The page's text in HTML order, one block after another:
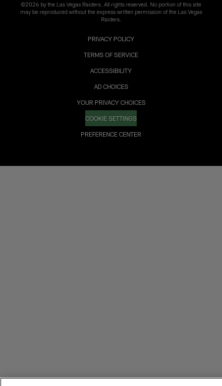
©2026 by the Las Vegas Raiders. All rights reserved. No portion of this site
may be reproduced without the express written permission of the Las Vegas
Raiders.
PRIVACY POLICY
TERMS OF SERVICE
ACCESSIBILITY
AD CHOICES
YOUR PRIVACY CHOICES
COOKIE SETTINGS
PREFERENCE CENTER